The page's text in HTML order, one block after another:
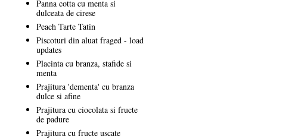
Panna cotta cu menta si
dulceata de cirese
Peach Tarte Tatin
Piscoturi din aluat fraged - load
updates
Placinta cu branza, stafide si
menta
Prajitura 'dementa' cu branza
dulce si afine
Prajitura cu ciocolata si fructe
de padure
Prajitura cu fructe uscate